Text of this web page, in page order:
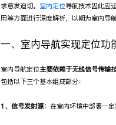
求愈发迫切。 室内定位导航技术因此应
用等方面进行深度解析，以期为室内导
一、室内导航实现定位功
室内导航定位主要依赖于无线信号传输
包括以下三个基本组成部分：
1、信号发射源： 在室内环境中部署一